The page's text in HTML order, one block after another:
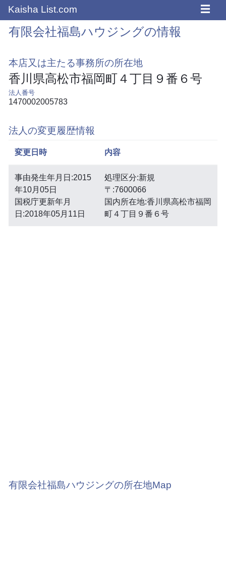
Kaisha List.com ☰
有限会社福島ハウジングの情報
本店又は主たる事務所の所在地
香川県高松市福岡町４丁目９番６号
法人番号
1470002005783
法人の変更履歴情報
変更日時 内容
事由発生年月日:2015
年10月05日
国税庁更新年月
日:2018年05月11日
処理区分:新規
〒:7600066
国内所在地:香川県高松市福岡
町４丁目９番６号
有限会社福島ハウジングの所在地Map